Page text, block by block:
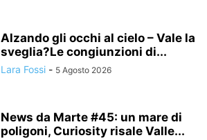
Alzando gli occhi al cielo – Vale la
sveglia?Le congiunzioni di...
Lara Fossi - 5 Agosto 2026
News da Marte #45: un mare di
poligoni, Curiosity risale Valle...